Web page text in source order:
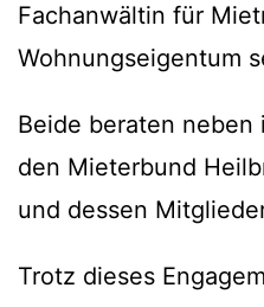
Fachanwältin für
Wohnungseigentum
Beide beraten
den Mieterbund
und dessen
Trotz dieses